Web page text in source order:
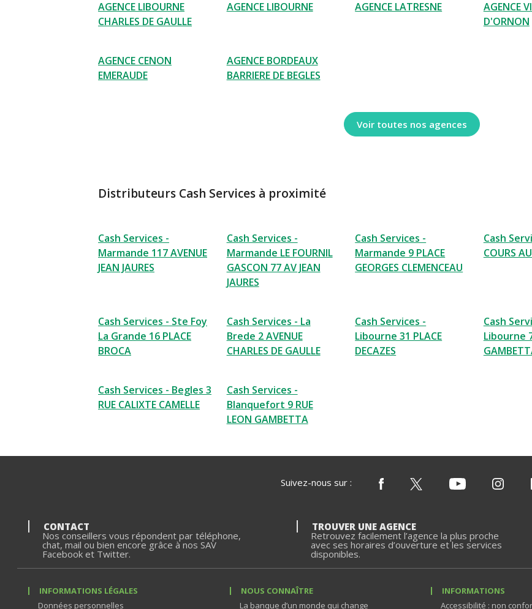
AGENCE LIBOURNE
CHARLES DE GAULLE
AGENCE LIBOURNE AGENCE LATRESNE
AGENCE
D'ORNON
AGENCE CENON
EMERAUDE
AGENCE BORDEAUX
BARRIERE DE BEGLES
Voir toutes nos agences
Distributeurs Cash Services à proximité
Cash Services -
Marmande 117 AVENUE
JEAN JAURES
Cash Services -
Marmande LE FOURNIL
GASCON 77 AV JEAN
JAURES
Cash Services -
Marmande 9 PLACE
GEORGES CLEMENCEAU
Cash
COURS
Cash Services - Ste Foy
La Grande 16 PLACE
BROCA
Cash Services - La
Brede 2 AVENUE
CHARLES DE GAULLE
Cash Services -
Libourne 31 PLACE
DECAZES
Cash
Libourne
Cash Services - Begles 3
RUE CALIXTE CAMELLE
Cash Services -
Blanquefort 9 RUE
LEON GAMBETTA
Suivez-nous sur :
CONTACT
Nos conseillers vous répondent par téléphone,
chat, mail ou bien encore grâce à nos SAV
Facebook et Twitter.
TROUVER UNE AGENCE
Retrouvez facilement l’agence la plus proche
avec ses horaires d’ouverture et les services
disponibles.
INFORMATIONS LÉGALES
Données personnelles
NOUS CONNAÎTRE
La banque d’un monde qui change
INFORMATIONS
Accessibilité : non